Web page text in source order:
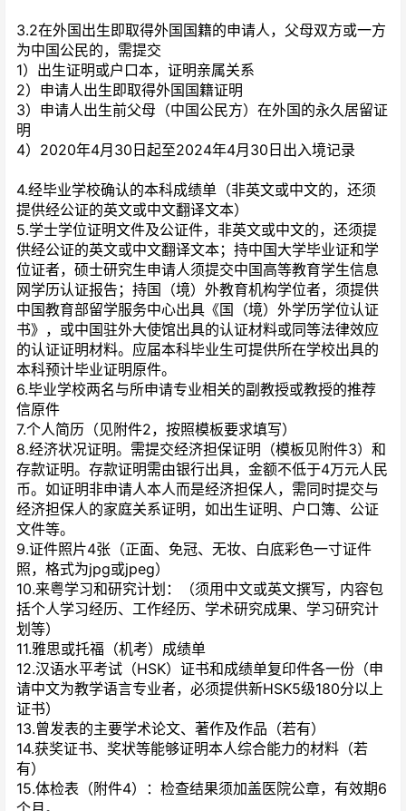
3.2在外国出生即取得外国国籍的申请人，父母双方或一方
为中国公民的，需提交
1）出生证明或户口本，证明亲属关系
2）申请人出生即取得外国国籍证明
3）申请人出生前父母（中国公民方）在外国的永久居留证
明
4）2020年4月30日起至2024年4月30日出入境记录
4.经毕业学校确认的本科成绩单（非英文或中文的，还须
提供经公证的英文或中文翻译文本）
5.学士学位证明文件及公证件，非英文或中文的，还须提
供经公证的英文或中文翻译文本；持中国大学毕业证和学
位证者，硕士研究生申请人须提交中国高等教育学生信息
网学历认证报告；持国（境）外教育机构学位者，须提供
中国教育部留学服务中心出具《国（境）外学历学位认证
书》，或中国驻外大使馆出具的认证材料或同等法律效应
的认证证明材料。应届本科毕业生可提供所在学校出具的
本科预计毕业证明原件。
6.毕业学校两名与所申请专业相关的副教授或教授的推荐
信原件
7.个人简历（见附件2，按照模板要求填写）
8.经济状况证明。需提交经济担保证明（模板见附件3）和
存款证明。存款证明需由银行出具，金额不低于4万元人民
币。如证明非申请人本人而是经济担保人，需同时提交与
经济担保人的家庭关系证明，如出生证明、户口簿、公证
文件等。
9.证件照片4张（正面、免冠、无妆、白底彩色一寸证件
照，格式为jpg或jpeg）
10.来粤学习和研究计划：（须用中文或英文撰写，内容包
括个人学习经历、 工作经历、学术研究成果、学习研究计
划等）
11.雅思或托福（机考）成绩单
12.汉语水平考试（HSK）证书和成绩单复印件各一份（申
请中文为教学语言专业者，必须提供新HSK5级180分以上
证书）
13.曾发表的主要学术论文、著作及作品（若有）
14.获奖证书、奖状等能够证明本人综合能力的材料（若
有）
15.体检表（附件4）：检查结果须加盖医院公章，有效期6